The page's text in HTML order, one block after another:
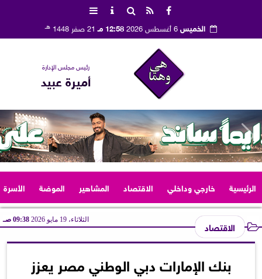
الخميس 12:58 مـ 21 صفر 1448 هـ
رئيس مجلس الإدارة
أميرة عبيد
الرئيسية خارجي وداخلي الاقتصاد المشاهير الموضة الأسرة
الاقتصاد الثلاثاء، 19 مايو 2026 09:38 صـ
بنك الإمارات دبي الوطني مصر يعزز